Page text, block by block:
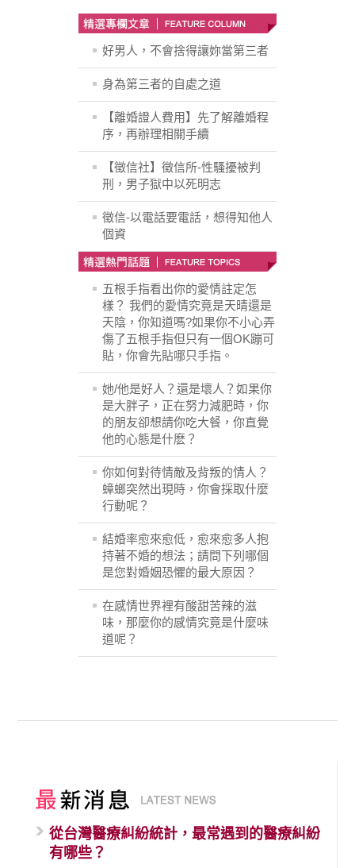
好男人，不會捨得讓妳當第三者
身為第三者的自處之道
【離婚證人費用】先了解離婚程
序，再辦理相關手續
【徵信社】徵信所-性騷擾被判
刑，男子獄中以死明志
徵信-以電話要電話，想得知他人
個資
五根手指看出你的愛情註定怎
樣？ 我們的愛情究竟是天晴還是
天陰，你知道嗎?如果你不小心弄
傷了五根手指但只有一個OK蹦可
貼，你會先貼哪只手指。
她/他是好人？還是壞人？如果你
是大胖子，正在努力減肥時，你
的朋友卻想請你吃大餐，你直覺
他的心態是什麽？
你如何對待情敵及背叛的情人？
蟑螂突然出現時，你會採取什麼
行動呢？
結婚率愈來愈低，愈來愈多人抱
持著不婚的想法；請問下列哪個
是您對婚姻恐懼的最大原因？
在感情世界裡有酸甜苦辣的滋
味，那麼你的感情究竟是什麼味
道呢？
從台灣醫療糾紛統計，最常遇到的醫療糾紛
有哪些？